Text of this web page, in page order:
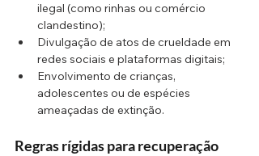
ilegal (como rinhas ou comércio
clandestino);
Divulgação de atos de crueldade em
redes sociais e plataformas digitais;
Envolvimento de crianças,
adolescentes ou de espécies
ameaçadas de extinção.
Regras rígidas para recuperação